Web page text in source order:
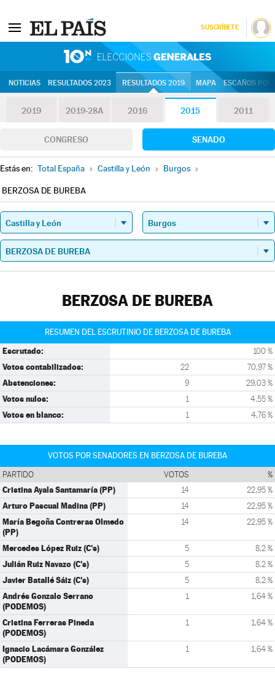
SUSCRÍBETE
NOTICIAS RESULTADOS 2023 RESULTADOS 2019 MAPA ESCAÑOS
2019 2019-28A 2016 2015 2011
CONGRESO SENADO
Estás en: Total España » Castilla y León » Burgos »
BERZOSA DE BUREBA
BERZOSA DE BUREBA
RESUMEN DEL ESCRUTINIO DE BERZOSA DE BUREBA
Escrutado: 100 %
Votos contabilizados: 22 70,97 %
Abstenciones: 9 29,03 %
Votos nulos: 1 4,55 %
Votos en blanco: 1 4,76 %
VOTOS POR SENADORES EN BERZOSA DE BUREBA
PARTIDO VOTOS %
Cristina Ayala Santamaría (PP) 14 22,95 %
Arturo Pascual Madina (PP) 14 22,95 %
María Begoña Contreras Olmedo
(PP)
14 22,95 %
Mercedes López Ruiz (C's) 5 8,2 %
Julián Ruiz Navazo (C's) 5 8,2 %
Javier Batallé Sáiz (C's) 5 8,2 %
Andrés Gonzalo Serrano
(PODEMOS)
1 1,64 %
Cristina Ferreras Pineda
(PODEMOS)
1 1,64 %
Ignacio Lacámara González
(PODEMOS)
1 1,64 %